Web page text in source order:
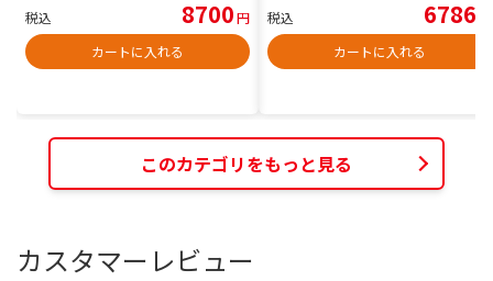
税込 8700円
カートに入れる
税込 6786
カートに入れる
このカテゴリをもっと見る
カスタマーレビュー